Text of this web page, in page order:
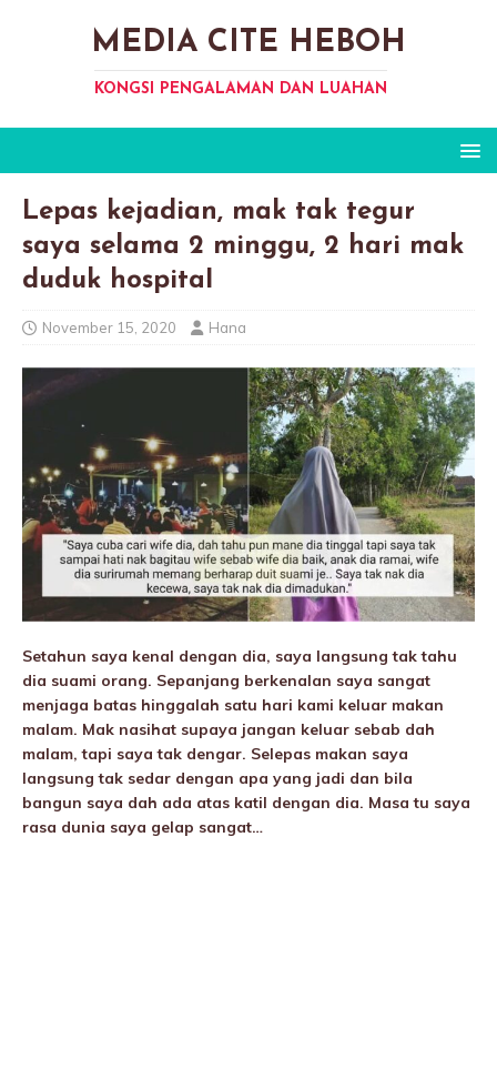
MEDIA CITE HEBOH
KONGSI PENGALAMAN DAN LUAHAN
Lepas kejadian, mak tak tegur
saya selama 2 minggu, 2 hari mak
duduk hospitaI
November 15, 2020 Hana
Setahun saya kenal dengan dia, saya langsung tak tahu
dia suami orang. Sepanjang berkenalan saya sangat
menjaga batas hinggalah satu hari kami keluar makan
malam. Mak nasihat supaya jangan keluar sebab dah
malam, tapi saya tak dengar. Selepas makan saya
langsung tak sedar dengan apa yang jadi dan bila
bangun saya dah ada atas katil dengan dia. Masa tu saya
rasa dunia saya gelap sangat…